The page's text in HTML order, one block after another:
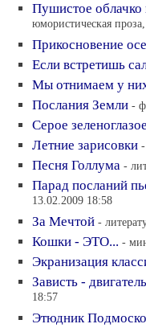
Пушистое облачко
юмористическая
Прикосновение
Если встретишь
Мы отнимаем у
Послания Земли -
Серое зеленоглазое
Летние зарисовки
Песня Голлума -
Парад посланий
13.02.2009 18:58
За Мечтой -
Кошки - ЭТО... -
Экранизация
Зависть -
18:57
Этюдник